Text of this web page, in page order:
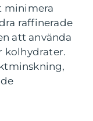
minimera
raffinerade
att använda
kolhydrater.